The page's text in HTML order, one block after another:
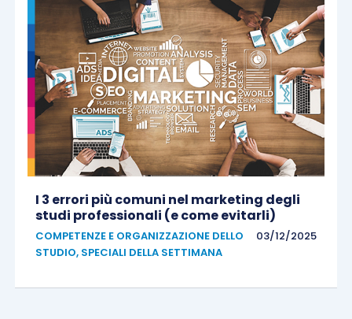
I 3 errori più comuni nel marketing degli
studi professionali (e come evitarli)
COMPETENZE E ORGANIZZAZIONE DELLO
STUDIO, SPECIALI DELLA SETTIMANA
03/12/2025